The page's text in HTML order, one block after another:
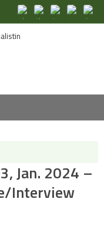
Jan. 2024 –
Interview